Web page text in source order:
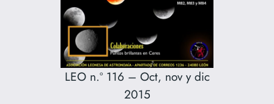
LEO n.º 116 – Oct, nov y dic
2015